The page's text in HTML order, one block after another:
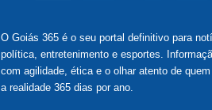
O Goiás 365 é o seu portal definitivo para
política, entretenimento e esportes.
com agilidade, ética e o olhar atento de
a realidade 365 dias por ano.